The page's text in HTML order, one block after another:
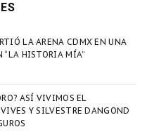
LA ARENA CDMX EN UNA
“LA HISTORIA MÍA”
ASÍ VIVIMOS EL
Y SILVESTRE DANGOND